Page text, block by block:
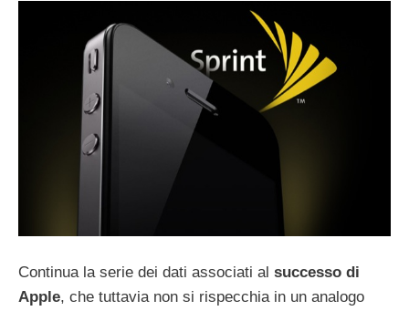
Continua la serie dei dati associati al successo di
Apple, che tuttavia non si rispecchia in un analogo